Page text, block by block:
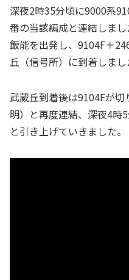
深夜2時35分頃に9000系
番の当該編成と連結しま
飯能を出発し、9104F＋
丘（信号所）に到着しまし
武蔵丘到着後は9104Fが
明）と再度連結、深夜4時
と引き上げていきました。